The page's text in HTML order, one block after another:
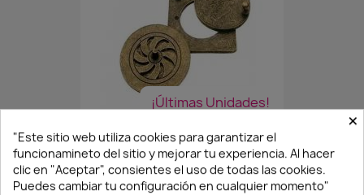
¡Últimas Unidades!
MIRILLA RÚSTICA CON VISOR...
69,58 €48,70 €
×
"Este sitio web utiliza cookies para garantizar el
funcionamineto del sitio y mejorar tu experiencia. Al hacer
clic en "Aceptar", consientes el uso de todas las cookies.
Puedes cambiar tu configuración en cualquier momento"